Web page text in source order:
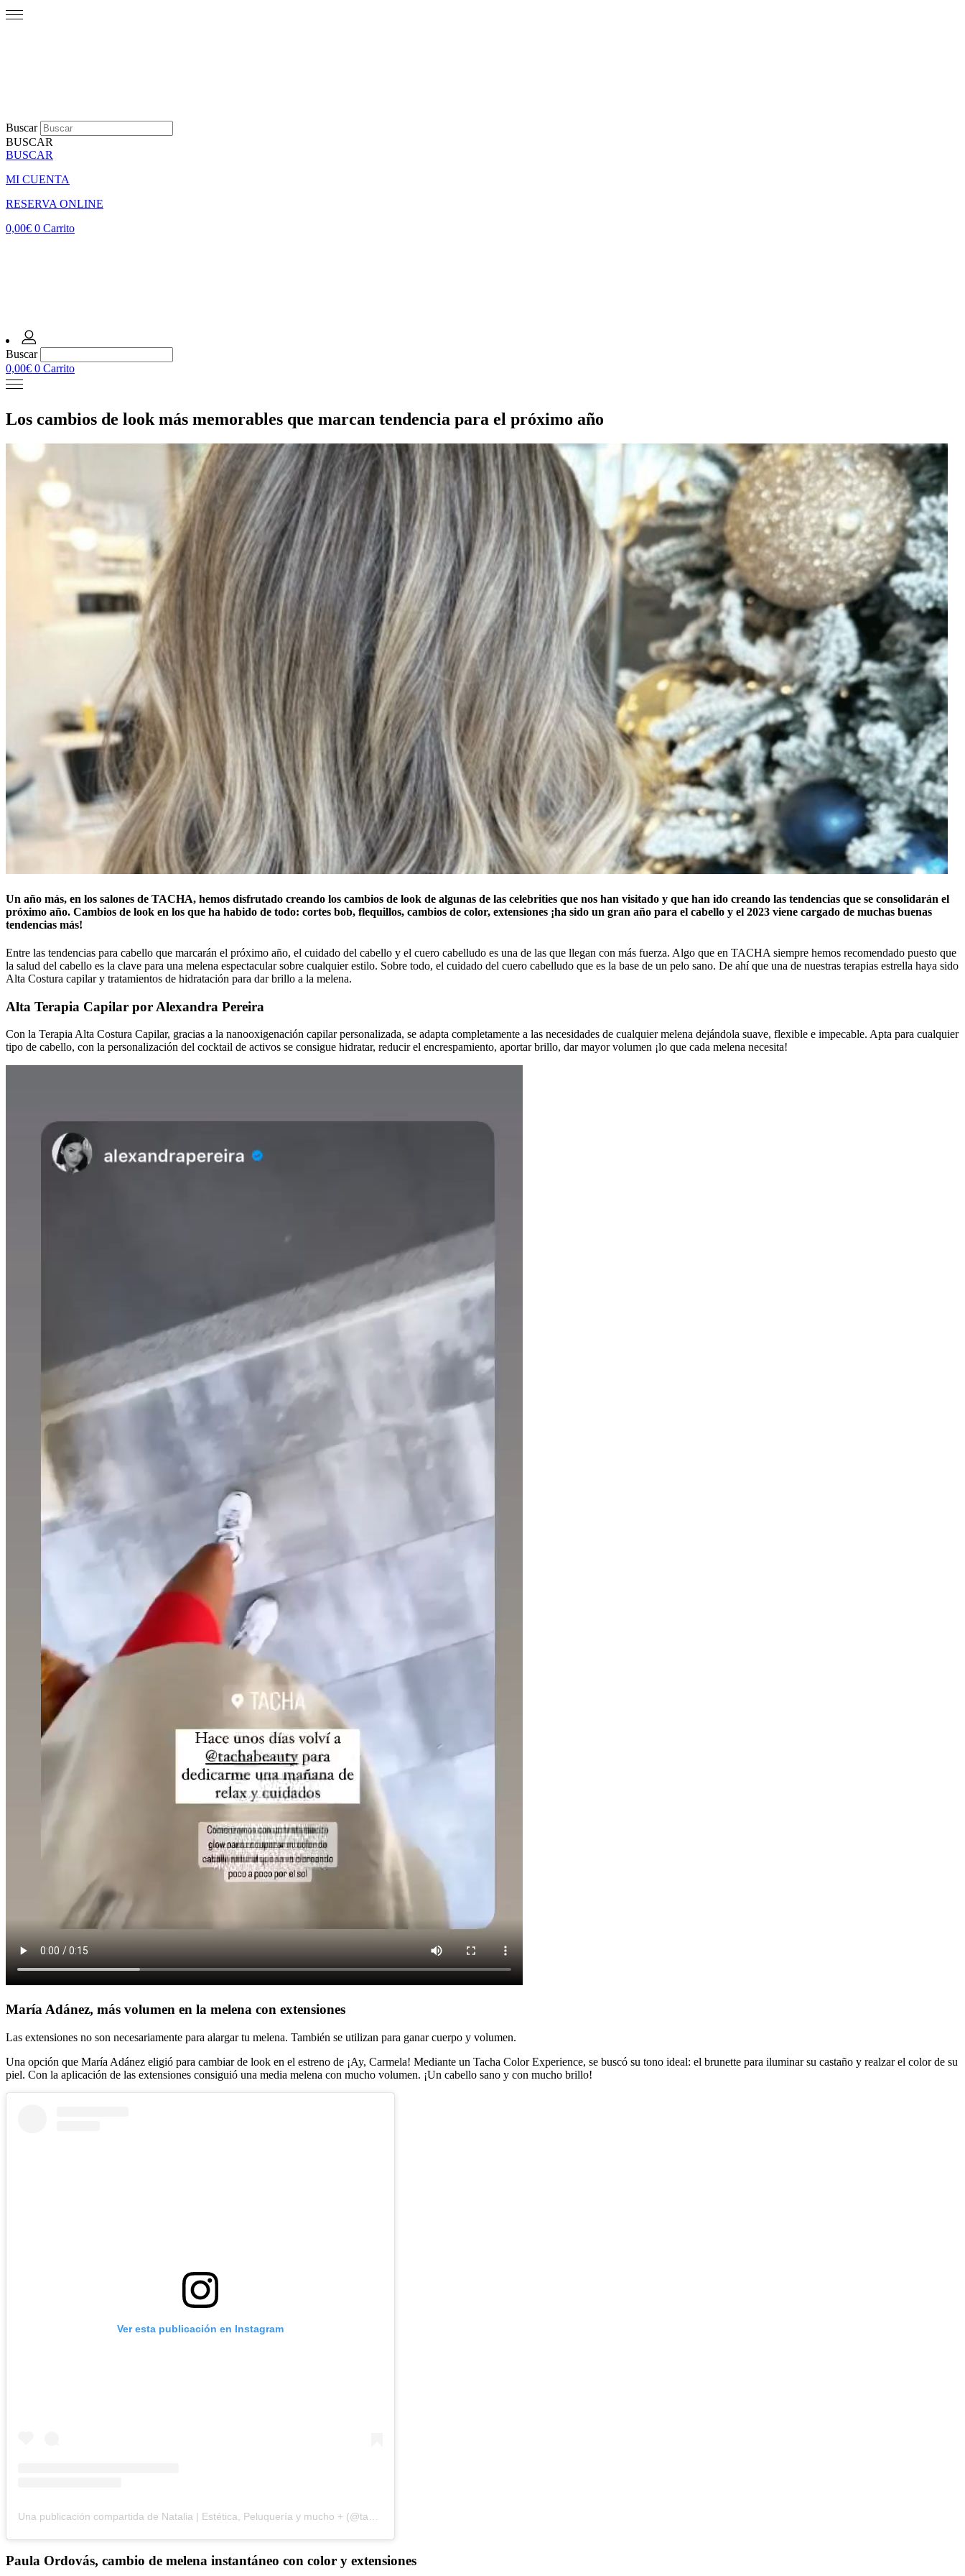
Buscar
BUSCAR
BUSCAR
MI CUENTA
RESERVA ONLINE
0,00€ 0 Carrito
Buscar
0,00€ 0 Carrito
Los cambios de look más memorables que marcan tendencia para el próximo año
Un año más, en los salones de TACHA, hemos disfrutado creando los cambios de look de algunas de las celebrities que nos han visitado y que han ido creando las tendencias que se consolidarán el
próximo año. Cambios de look en los que ha habido de todo: cortes bob, flequillos, cambios de color, extensiones ¡ha sido un gran año para el cabello y el 2023 viene cargado de muchas buenas
tendencias más!
Entre las tendencias para cabello que marcarán el próximo año, el cuidado del cabello y el cuero cabelludo es una de las que llegan con más fuerza. Algo que en TACHA siempre hemos recomendado puesto que
la salud del cabello es la clave para una melena espectacular sobre cualquier estilo. Sobre todo, el cuidado del cuero cabelludo que es la base de un pelo sano. De ahí que una de nuestras terapias estrella haya sido
Alta Costura capilar y tratamientos de hidratación para dar brillo a la melena.
Alta Terapia Capilar por Alexandra Pereira
Con la Terapia Alta Costura Capilar, gracias a la nanooxigenación capilar personalizada, se adapta completamente a las necesidades de cualquier melena dejándola suave, flexible e impecable. Apta para cualquier
tipo de cabello, con la personalización del cocktail de activos se consigue hidratar, reducir el encrespamiento, aportar brillo, dar mayor volumen ¡lo que cada melena necesita!
María Adánez, más volumen en la melena con extensiones
Las extensiones no son necesariamente para alargar tu melena. También se utilizan para ganar cuerpo y volumen.
Una opción que María Adánez eligió para cambiar de look en el estreno de ¡Ay, Carmela! Mediante un Tacha Color Experience, se buscó su tono ideal: el brunette para iluminar su castaño y realzar el color de su
piel. Con la aplicación de las extensiones consiguió una media melena con mucho volumen. ¡Un cabello sano y con mucho brillo!
Ver esta publicación en Instagram
Una publicación compartida de Natalia | Estética, Peluquería y mucho + (@tachabeauty)
Paula Ordovás, cambio de melena instantáneo con color y extensiones